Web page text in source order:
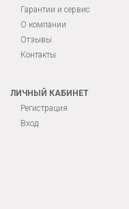
Гарантии и сервис
О компании
Отзывы
Контакты
ЛИЧНЫЙ КАБИНЕТ
Регистрация
Вход